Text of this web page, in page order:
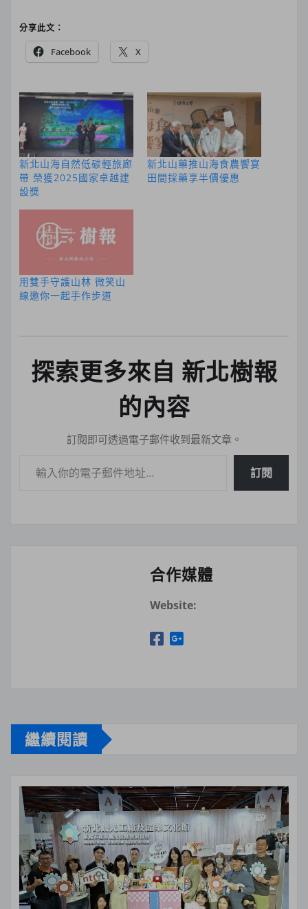
分享此文：
Facebook X
新北山海自然低碳輕旅廊
帶 榮獲2025國家卓越建
設獎
新北山藥推山海食農饗宴
田間採藥享半價優惠
用雙手守護山林 微笑山
線邀你一起手作步道
探索更多來自 新北樹報
的內容
訂閱即可透過電子郵件收到最新文章。
訂閱
合作媒體
Website:
繼續閱讀